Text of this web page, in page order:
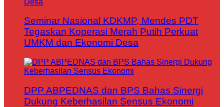
Seminar Nasional KDKMP, Mendes PDT
Tegaskan Koperasi Merah Putih Perkuat
UMKM dan Ekonomi Desa
DPP ABPEDNAS dan BPS Bahas Sinergi
Dukung Keberhasilan Sensus Ekonomi